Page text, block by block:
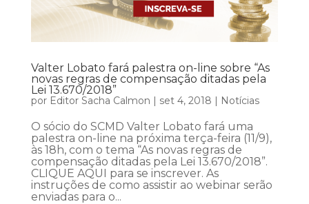
Valter Lobato fará palestra on-line sobre “As
novas regras de compensação ditadas pela
Lei 13.670/2018”
por Editor Sacha Calmon | set 4, 2018 | Notícias
O sócio do SCMD Valter Lobato fará uma
palestra on-line na próxima terça-feira (11/9),
às 18h, com o tema “As novas regras de
compensação ditadas pela Lei 13.670/2018”.
CLIQUE AQUI para se inscrever. As
instruções de como assistir ao webinar serão
enviadas para o...